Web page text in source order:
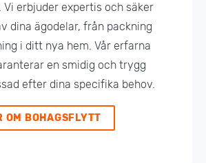
Vi erbjuder expertis och säker
dina ägodelar, från packning
i ditt nya hem. Vår erfarna
en smidig och trygg
efter dina specifika behov.
OM BOHAGSFLYTT